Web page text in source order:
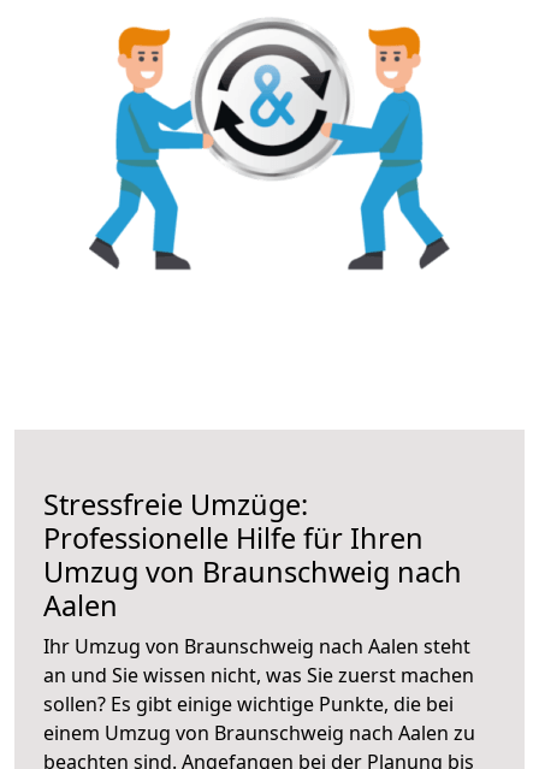
Stressfreie Umzüge:
Professionelle Hilfe für Ihren
Umzug von Braunschweig nach
Aalen
Ihr Umzug von Braunschweig nach Aalen steht
an und Sie wissen nicht, was Sie zuerst machen
sollen? Es gibt einige wichtige Punkte, die bei
einem Umzug von Braunschweig nach Aalen zu
beachten sind. Angefangen bei der Planung bis